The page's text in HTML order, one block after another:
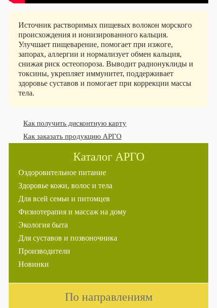
Источник растворимых пищевых волокон морского
происхождения и ионизированного кальция.
Улучшает пищеварение, помогает при изжоге,
запорах, аллергии и нормализует обмен кальция,
снижая риск остеопороза. Выводит радионуклиды и
токсины, укрепляет иммунитет, поддерживает
здоровье суставов и помогает при коррекции массы
тела.
Как получить дисконтную карту
Как заказать продукцию АРГО
Каталог АРГО
Оздоровительное питание
Здоровье кожи, волос и тела
Для всей семьи и питомцев
Физиотерапия и массаж на дому
Экология быта
Для суставов и позвоночника
Производители
Новинки
По направлениям